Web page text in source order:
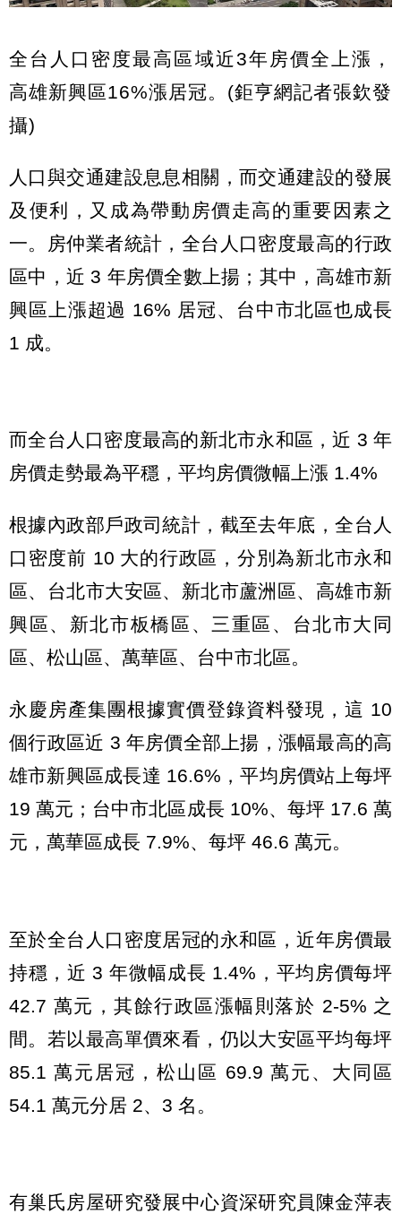
全台人口密度最高區域近3年房價全上漲，
高雄新興區16%漲居冠。(鉅亨網記者張欽發
攝)
人口與交通建設息息相關，而交通建設的發展
及便利，又成為帶動房價走高的重要因素之
一。房仲業者統計，全台人口密度最高的行政
區中，近 3 年房價全數上揚；其中，高雄市新
興區上漲超過 16% 居冠、台中市北區也成長
1 成。
而全台人口密度最高的新北市永和區，近 3 年
房價走勢最為平穩，平均房價微幅上漲 1.4%
根據內政部戶政司統計，截至去年底，全台人
口密度前 10 大的行政區，分別為新北市永和
區、台北市大安區、新北市蘆洲區、高雄市新
興區、新北市板橋區、三重區、台北市大同
區、松山區、萬華區、台中市北區。
永慶房產集團根據實價登錄資料發現，這 10
個行政區近 3 年房價全部上揚，漲幅最高的高
雄市新興區成長達 16.6%，平均房價站上每坪
19 萬元；台中市北區成長 10%、每坪 17.6 萬
元，萬華區成長 7.9%、每坪 46.6 萬元。
至於全台人口密度居冠的永和區，近年房價最
持穩，近 3 年微幅成長 1.4%，平均房價每坪
42.7 萬元，其餘行政區漲幅則落於 2-5% 之
間。若以最高單價來看，仍以大安區平均每坪
85.1 萬元居冠，松山區 69.9 萬元、大同區
54.1 萬元分居 2、3 名。
有巢氏房屋研究發展中心資深研究員陳金萍表